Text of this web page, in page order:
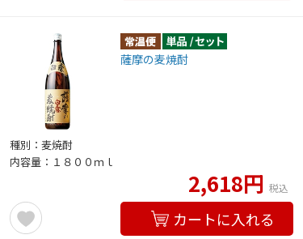
薩摩の麦焼酎
種別：麦焼酎
内容量：１８００ｍｌ
2,618円 税込
カートに入れる